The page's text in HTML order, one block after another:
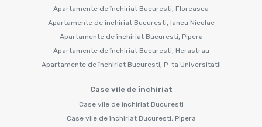
Apartamente de închiriat Bucuresti, Floreasca
Apartamente de închiriat Bucuresti, Iancu Nicolae
Apartamente de închiriat Bucuresti, Pipera
Apartamente de închiriat Bucuresti, Herastrau
Apartamente de închiriat Bucuresti, P-ta Universitatii
Case vile de închiriat
Case vile de închiriat Bucuresti
Case vile de închiriat Bucuresti, Pipera